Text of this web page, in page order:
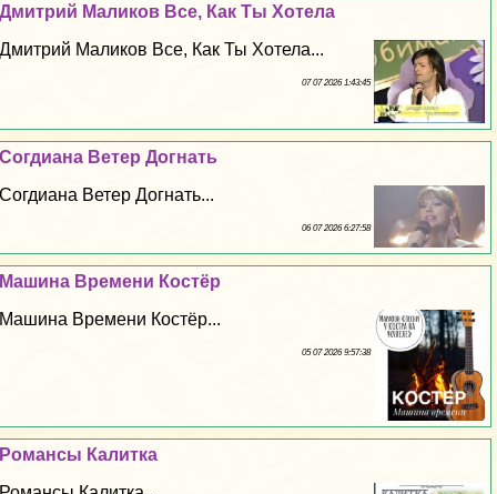
Дмитрий Маликов Все, Как Ты Хотела
Дмитрий Маликов Все, Как Ты Хотела...
07 07 2026 1:43:45
Согдиана Ветер Догнать
Согдиана Ветер Догнать...
06 07 2026 6:27:58
Машина Времени Костёр
Машина Времени Костёр...
05 07 2026 9:57:38
Романсы Калитка